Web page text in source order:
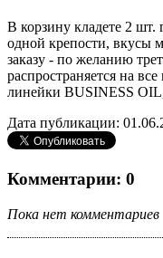
В корзину кладете 2 шт.
одной крепости, вкусы
заказу - по желанию
распространяется на
линейки BUSINESS
Дата публикации:
Комментарии: 0
Пока нет комментариев